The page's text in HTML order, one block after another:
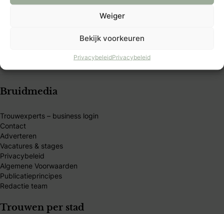
Weiger
Bekijk voorkeuren
PrivacybeleidPrivacybeleid
betrouwbare trouwexperts op één platform. Word B&B
Club-member en ontdek exclusieve voordelen, kortingen
Bruidmedia
Trouwexperts – business login
Contact
Adverteren
Vacatures & stages
Privacybeleid
Algemene Voorwaarden
Publicatieprincipes
Redactie team
Trouwen per stad